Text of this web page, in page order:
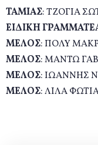
ΤΑΜΙΑΣ:ΤΖΟΓΙΑ
ΕΙΔΙΚΗ
ΜΕΛΟΣ:ΠΟΛΥ
ΜΕΛΟΣ:ΜΑΝΤΩ
ΜΕΛΟΣ:ΙΩΑΝΝΗΣ
ΜΕΛΟΣ:ΛΙΛΑ